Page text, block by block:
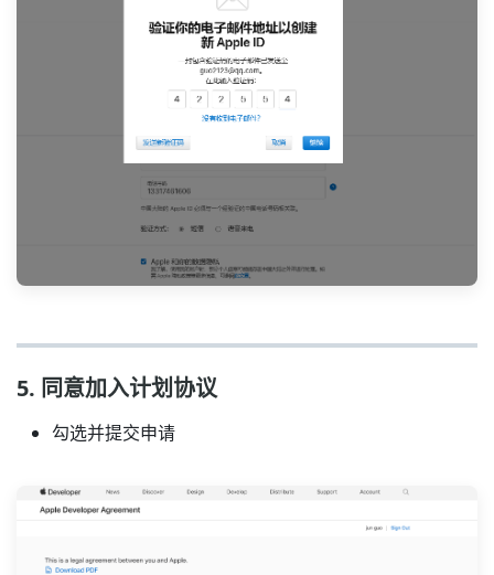
5. 同意加入计划协议
勾选并提交申请